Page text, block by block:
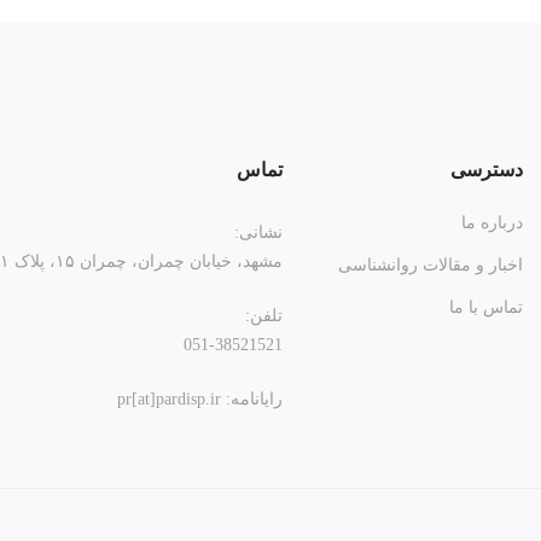
دسترسی
درباره ما
اخبار و مقالات روانشناسی
تماس با ما
تماس
نشانی:
مشهد، خیابان چمران، چمران ۱۵، پلاک ۲۱
تلفن:
051-38521521
رایانامه: pr[at]pardisp.ir